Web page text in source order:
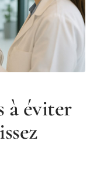
à éviter